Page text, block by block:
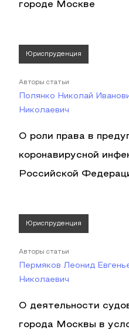
городе Москве
Юриспруденция
Авторы статьи
Полянко Николай
Николаевич
О роли права в
коронавирусной
Российской
Юриспруденция
Авторы статьи
Пермяков Леонид
Николаевич
О деятельности
города Москвы в